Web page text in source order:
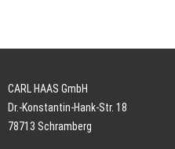
CARL HAAS GmbH
Dr.-Konstantin-Hank-Str. 18
78713 Schramberg